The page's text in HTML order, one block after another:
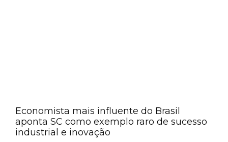
Economista mais influente do Brasil
aponta SC como exemplo raro de sucesso
industrial e inovação